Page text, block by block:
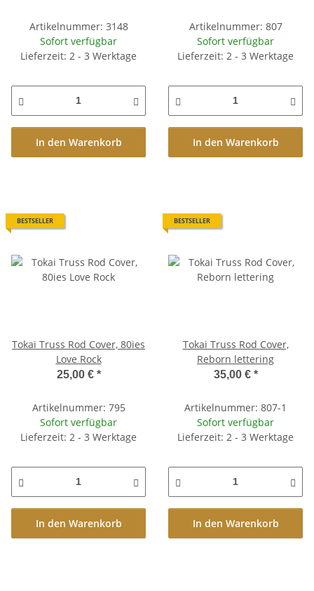
Artikelnummer: 3148
Sofort verfügbar
Lieferzeit: 2 - 3 Werktage
In den Warenkorb
Artikelnummer: 807
Sofort verfügbar
Lieferzeit: 2 - 3 Werktage
In den Warenkorb
BESTSELLER
Tokai Truss Rod Cover, 80ies
Love Rock
25,00 € *
Artikelnummer: 795
Sofort verfügbar
Lieferzeit: 2 - 3 Werktage
In den Warenkorb
BESTSELLER
Tokai Truss Rod Cover,
Reborn lettering
35,00 € *
Artikelnummer: 807-1
Sofort verfügbar
Lieferzeit: 2 - 3 Werktage
In den Warenkorb